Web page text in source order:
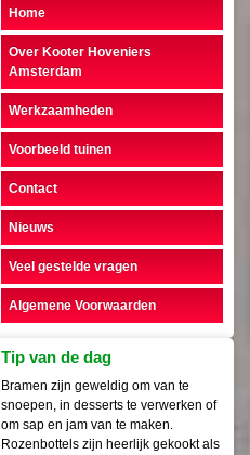
Home
Over Kooter Hoveniers
Amsterdam
Werkzaamheden
Voorbeeld tuinen
Contact
Nieuws
Veel gestelde vragen
Algemene Voorwaarden
Tip van de dag
Bramen zijn geweldig om van te
snoepen, in desserts te verwerken of
om sap en jam van te maken.
Rozenbottels zijn heerlijk gekookt als